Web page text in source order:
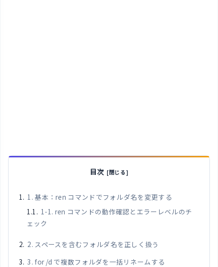
目次
1. 基本：ren コマンドでフォルダ名を変更する
1-1. ren コマンドの動作確認とエラーレベルのチ
ェック
2. スペースを含むフォルダ名を正しく扱う
3. for /d で複数フォルダを一括リネームする